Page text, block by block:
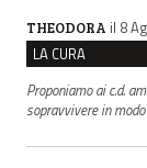
THEODORA il 8
LA CURA
Proponiamo ai c.d.
sopravvivere in